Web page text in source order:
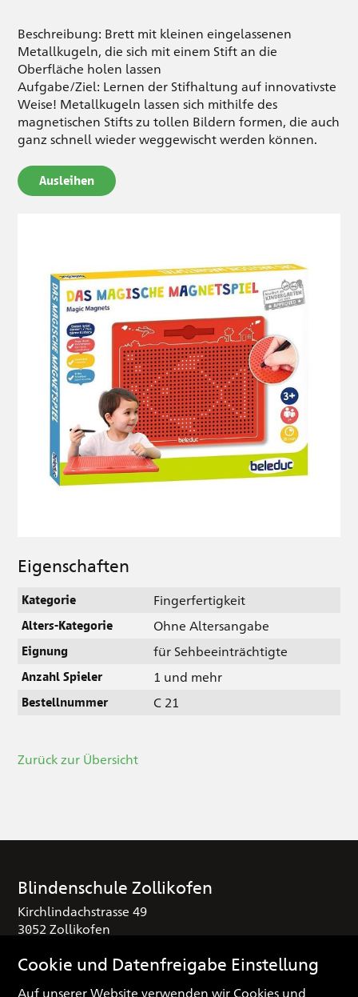
Beschreibung: Brett mit kleinen eingelassenen
Metallkugeln, die sich mit einem Stift an die
Oberfläche holen lassen
Aufgabe/Ziel: Lernen der Stifhaltung auf innovativste
Weise! Metallkugeln lassen sich mithilfe des
magnetischen Stifts zu tollen Bildern formen, die auch
ganz schnell wieder weggewischt werden können.
Ausleihen
Eigenschaften
Kategorie Fingerfertigkeit
Alters-Kategorie Ohne Altersangabe
Eignung für Sehbeeinträchtigte
Anzahl Spieler 1 und mehr
Bestellnummer C 21
Zurück zur Übersicht
Blindenschule Zollikofen
Kirchlindachstrasse 49
3052 Zollikofen
sekretariat
blindenschule.ch
Cookie und Datenfreigabe Einstellung
Auf unserer Website verwenden wir Cookies und